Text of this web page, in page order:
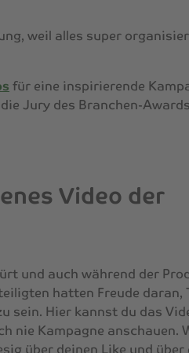
weil alles super
für eine inspirierende
Jury des Branchen-
Video der
und auch während der
hatten Freude daran,
sein. Hier kannst du das
nie Kampagne anschauen.
über deinen Like und über